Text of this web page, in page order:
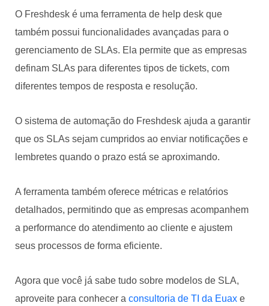
O Freshdesk é uma ferramenta de help desk que
também possui funcionalidades avançadas para o
gerenciamento de SLAs. Ela permite que as empresas
definam SLAs para diferentes tipos de tickets, com
diferentes tempos de resposta e resolução.
O sistema de automação do Freshdesk ajuda a garantir
que os SLAs sejam cumpridos ao enviar notificações e
lembretes quando o prazo está se aproximando.
A ferramenta também oferece métricas e relatórios
detalhados, permitindo que as empresas acompanhem
a performance do atendimento ao cliente e ajustem
seus processos de forma eficiente.
Agora que você já sabe tudo sobre modelos de SLA,
aproveite para conhecer a consultoria de TI da Euax e